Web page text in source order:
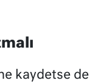
kaydetse de